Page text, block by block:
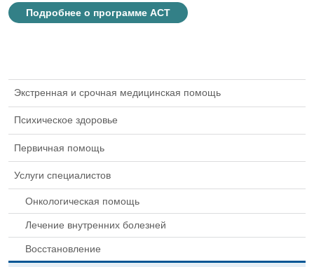
Экстренная и срочная медицинская помощь
Психическое здоровье
Первичная помощь
Услуги специалистов
Онкологическая помощь
Лечение внутренних болезней
Восстановление
Подробнее о программе ACT